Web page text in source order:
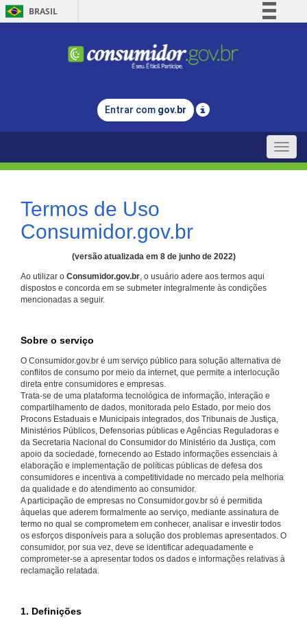
BRASIL
Comunica BR
Legislação
Entrar com gov.br
Toggle
Termos de Uso
Consumidor.gov.br
(versão atualizada em 8 de junho de 2022)
Ao utilizar o Consumidor.gov.br, o usuário adere aos termos aqui
dispostos e concorda em se submeter integralmente às condições
mencionadas a seguir.
Sobre o serviço
O Consumidor.gov.br é um serviço público para solução alternativa de
conflitos de consumo por meio da internet, que permite a interlocução
direta entre consumidores e empresas.
Trata-se de uma plataforma tecnológica de informação, interação e
compartilhamento de dados, monitorada pelo Estado, por meio dos
Procons Estaduais e Municipais integrados, dos Tribunais de Justiça,
Ministérios Públicos, Defensorias públicas e Agências Reguladoras e
da Secretaria Nacional do Consumidor do Ministério da Justiça, com
apoio da sociedade, fornecendo ao Estado informações essenciais à
elaboração e implementação de políticas públicas de defesa dos
consumidores e incentiva a competitividade no mercado pela melhoria
da qualidade e do atendimento ao consumidor.
A participação de empresas no Consumidor.gov.br só é permitida
àquelas que aderem formalmente ao serviço, mediante assinatura de
termo no qual se comprometem em conhecer, analisar e investir todos
os esforços disponíveis para a solução dos problemas apresentados. O
consumidor, por sua vez, deve se identificar adequadamente e
comprometer-se a apresentar todos os dados e informações relativas à
reclamação relatada.
1. Definições